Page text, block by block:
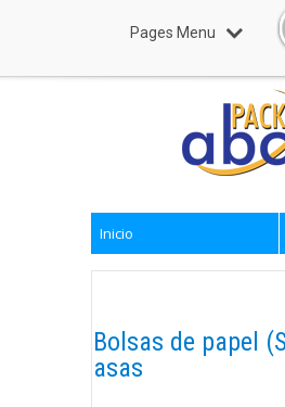
Pages Menu
Inicio
Bolsas de papel
asas